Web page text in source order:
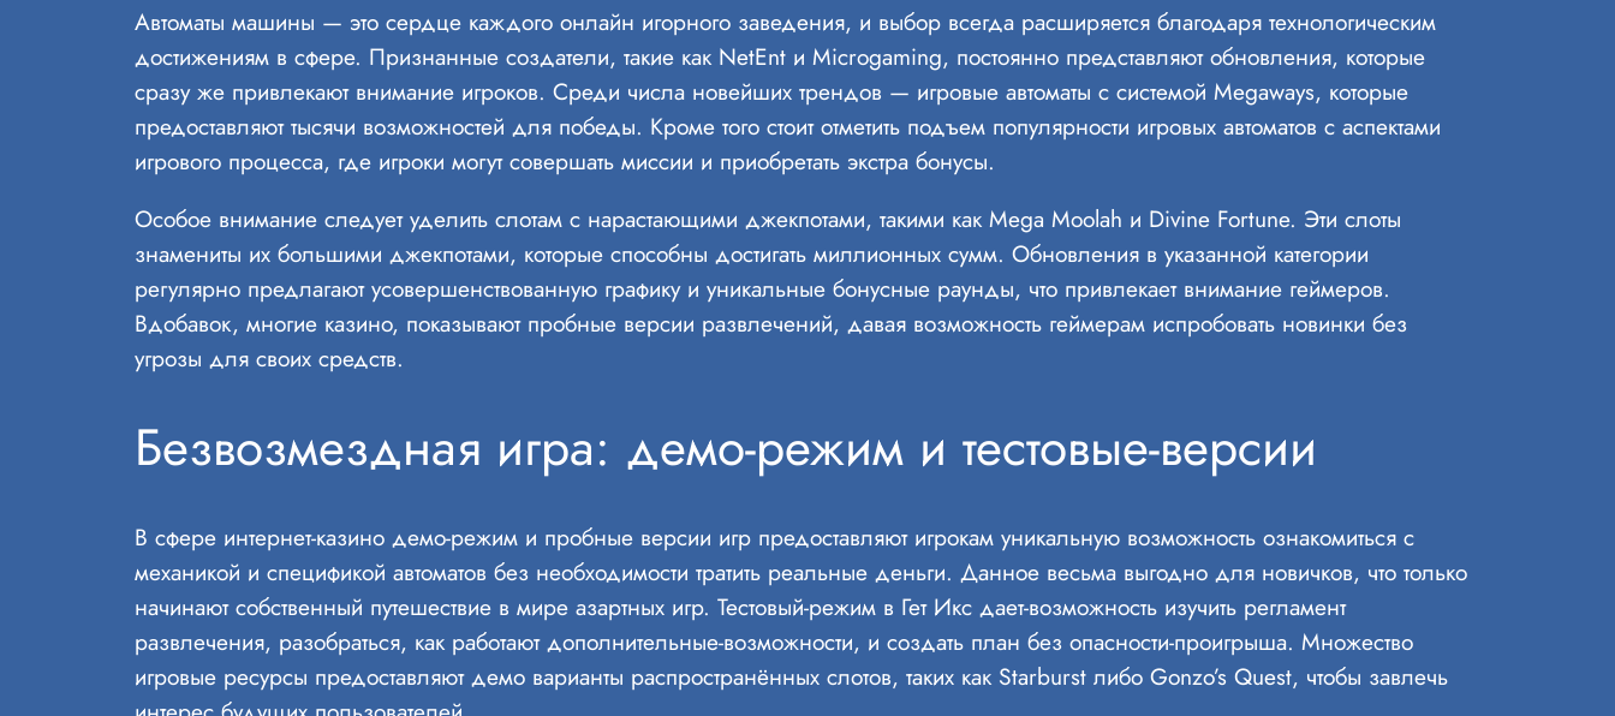
Автоматы машины — это сердце каждого онлайн игорного заведения, и выбор всегда расширяется благодаря технологическим
достижениям в сфере. Признанные создатели, такие как NetEnt и Microgaming, постоянно представляют обновления, которые
сразу же привлекают внимание игроков. Среди числа новейших трендов — игровые автоматы с системой Megaways, которые
предоставляют тысячи возможностей для победы. Кроме того стоит отметить подъем популярности игровых автоматов с аспектами
игрового процесса, где игроки могут совершать миссии и приобретать экстра бонусы.
Особое внимание следует уделить слотам с нарастающими джекпотами, такими как Mega Moolah и Divine Fortune. Эти слоты
знамениты их большими джекпотами, которые способны достигать миллионных сумм. Обновления в указанной категории
регулярно предлагают усовершенствованную графику и уникальные бонусные раунды, что привлекает внимание геймеров.
Вдобавок, многие казино, показывают пробные версии развлечений, давая возможность геймерам испробовать новинки без
угрозы для своих средств.
Безвозмездная игра: демо-режим и тестовые-версии
В сфере интернет-казино демо-режим и пробные версии игр предоставляют игрокам уникальную возможность ознакомиться с
механикой и спецификой автоматов без необходимости тратить реальные деньги. Данное весьма выгодно для новичков, что только
начинают собственный путешествие в мире азартных игр. Тестовый-режим в Гет Икс дает-возможность изучить регламент
развлечения, разобраться, как работают дополнительные-возможности, и создать план без опасности-проигрыша. Множество
игровые ресурсы предоставляют демо варианты распространённых слотов, таких как Starburst либо Gonzo’s Quest, чтобы завлечь